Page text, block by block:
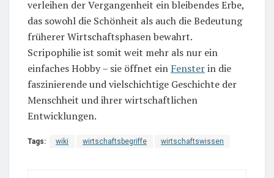
verleihen der Vergangenheit ein bleibendes Erbe,
das sowohl die Schönheit als auch die Bedeutung
früherer Wirtschaftsphasen bewahrt.
Scripophilie ist somit weit mehr als nur ein
einfaches Hobby – sie öffnet ein Fensterin die
faszinierende und vielschichtige Geschichte der
Menschheit und ihrer wirtschaftlichen
Entwicklungen.
Tags: wiki wirtschaftsbegriffe wirtschaftswissen